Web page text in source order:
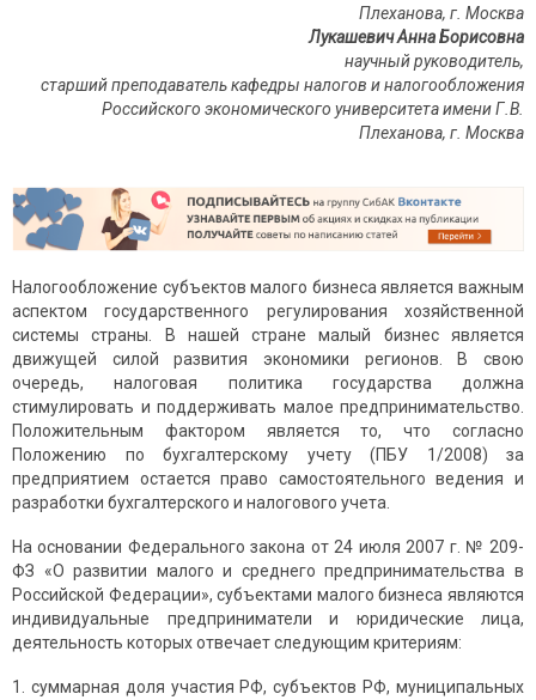
Плеханова, г. Москва
Лукашевич Анна Борисовна
научный руководитель,
старший преподаватель кафедры налогов и налогообложения
Российского экономического университета имени Г.В.
Плеханова, г. Москва
Налогообложение субъектов малого бизнеса является важным
аспектом государственного регулирования хозяйственной
системы страны. В нашей стране малый бизнес является
движущей силой развития экономики регионов. В свою
очередь, налоговая политика государства должна
стимулировать и поддерживать малое предпринимательство.
Положительным фактором является то, что согласно
Положению по бухгалтерскому учету (ПБУ 1/2008) за
предприятием остается право самостоятельного ведения и
разработки бухгалтерского и налогового учета.
На основании Федерального закона от 24 июля 2007 г. № 209-
ФЗ «О развитии малого и среднего предпринимательства в
Российской Федерации», субъектами малого бизнеса являются
индивидуальные предприниматели и юридические лица,
деятельность которых отвечает следующим критериям:
суммарная доля участия РФ, субъектов РФ, муниципальных